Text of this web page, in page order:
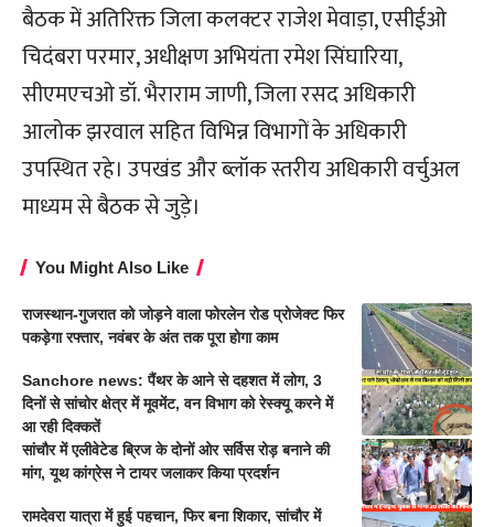
बैठक में अतिरिक्त जिला कलक्टर राजेश मेवाड़ा, एसीईओ
चिदंबरा परमार, अधीक्षण अभियंता रमेश सिंघारिया,
सीएमएचओ डॉ. भैराराम जाणी, जिला रसद अधिकारी
आलोक झरवाल सहित विभिन्न विभागों के अधिकारी
उपस्थित रहे। उपखंड और ब्लॉक स्तरीय अधिकारी वर्चुअल
माध्यम से बैठक से जुड़े।
You Might Also Like
राजस्थान-गुजरात को जोड़ने वाला फोरलेन रोड प्रोजेक्ट फिर
पकड़ेगा रफ्तार, नवंबर के अंत तक पूरा होगा काम
Sanchore news: पैंथर के आने से दहशत में लोग, 3
दिनों से सांचोर क्षेत्र में मूवमेंट, वन विभाग को रेस्क्यू करने में
आ रही दिक्कतें
सांचौर में एलीवेटेड ब्रिज के दोनों ओर सर्विस रोड़ बनाने की
मांग, यूथ कांग्रेस ने टायर जलाकर किया प्रदर्शन
रामदेवरा यात्रा में हुई पहचान, फिर बना शिकार, सांचौर में